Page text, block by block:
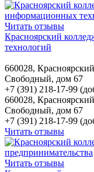
Читать отзывы
Красноярский
технологий
660028,
Свободный, дом 67
+7 (391) 218-17-99
660028,
Свободный, дом 67
+7 (391) 218-17-99
Читать отзывы
Читать отзывы